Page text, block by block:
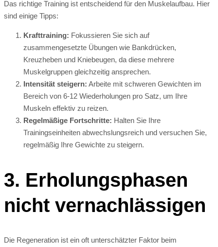
Das richtige Training ist entscheidend für den Muskelaufbau. Hier
sind einige Tipps:
Krafttraining: Fokussieren Sie sich auf
zusammengesetzte Übungen wie Bankdrücken,
Kreuzheben und Kniebeugen, da diese mehrere
Muskelgruppen gleichzeitig ansprechen.
Intensität steigern: Arbeite mit schweren Gewichten im
Bereich von 6-12 Wiederholungen pro Satz, um Ihre
Muskeln effektiv zu reizen.
Regelmäßige Fortschritte: Halten Sie Ihre
Trainingseinheiten abwechslungsreich und versuchen Sie,
regelmäßig Ihre Gewichte zu steigern.
3. Erholungsphasen
nicht vernachlässigen
Die Regeneration ist ein oft unterschätzter Faktor beim